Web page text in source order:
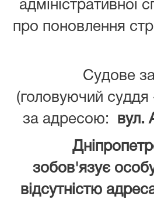
про поновлення
Судове
(головуючий
за адресою:
вул.
зобов'язує
відсутністю